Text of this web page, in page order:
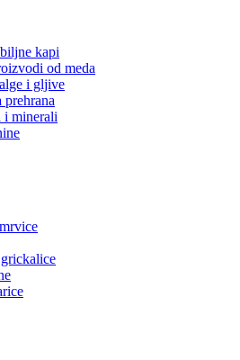
kapi
od meda
i gljive
prehrana
minerali